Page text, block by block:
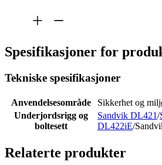
Spesifikasjoner for
Tekniske spesifikasjoner
Anvendelsesområde
Sikkerhet og
Underjordsrigg og
boltesett
Sandvik DL421/
DL422iE/
Relaterte produkter